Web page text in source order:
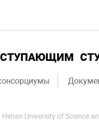
University of Science